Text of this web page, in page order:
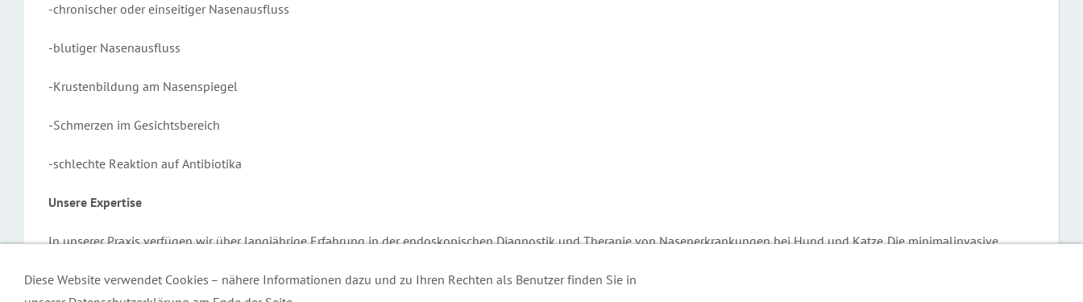
-chronischer oder einseitiger Nasenausfluss
-blutiger Nasenausfluss
-Krustenbildung am Nasenspiegel
-Schmerzen im Gesichtsbereich
-schlechte Reaktion auf Antibiotika
Unsere Expertise
In unserer Praxis verfügen wir über langjährige Erfahrung in der endoskopischen Diagnostik und Therapie von Nasenerkrankungen bei Hund und Katze. Die minimalinvasive
Diese Website verwendet Cookies – nähere Informationen dazu und zu Ihren Rechten als Benutzer finden Sie in